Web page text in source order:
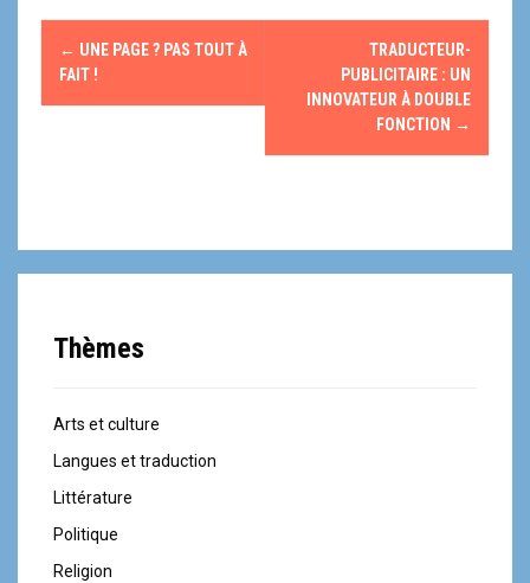
N
a
o
n
d
e
← UNE PAGE ? PAS TOUT À
FAIT !
TRADUCTEUR-
PUBLICITAIRE : UN
INNOVATEUR À DOUBLE
FONCTION →
Thèmes
Arts et culture
Langues et traduction
Littérature
Politique
Religion